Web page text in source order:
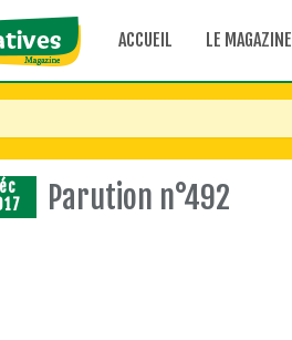
ACCUEIL LE MAGAZINE
Parution n°492